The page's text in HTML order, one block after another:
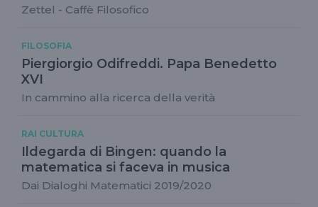
Zettel - Caffè Filosofico
FILOSOFIA
Piergiorgio Odifreddi. Papa Benedetto
XVI
In cammino alla ricerca della verità
RAI CULTURA
Ildegarda di Bingen: quando la
matematica si faceva in musica
Dai Dialoghi Matematici 2019/2020